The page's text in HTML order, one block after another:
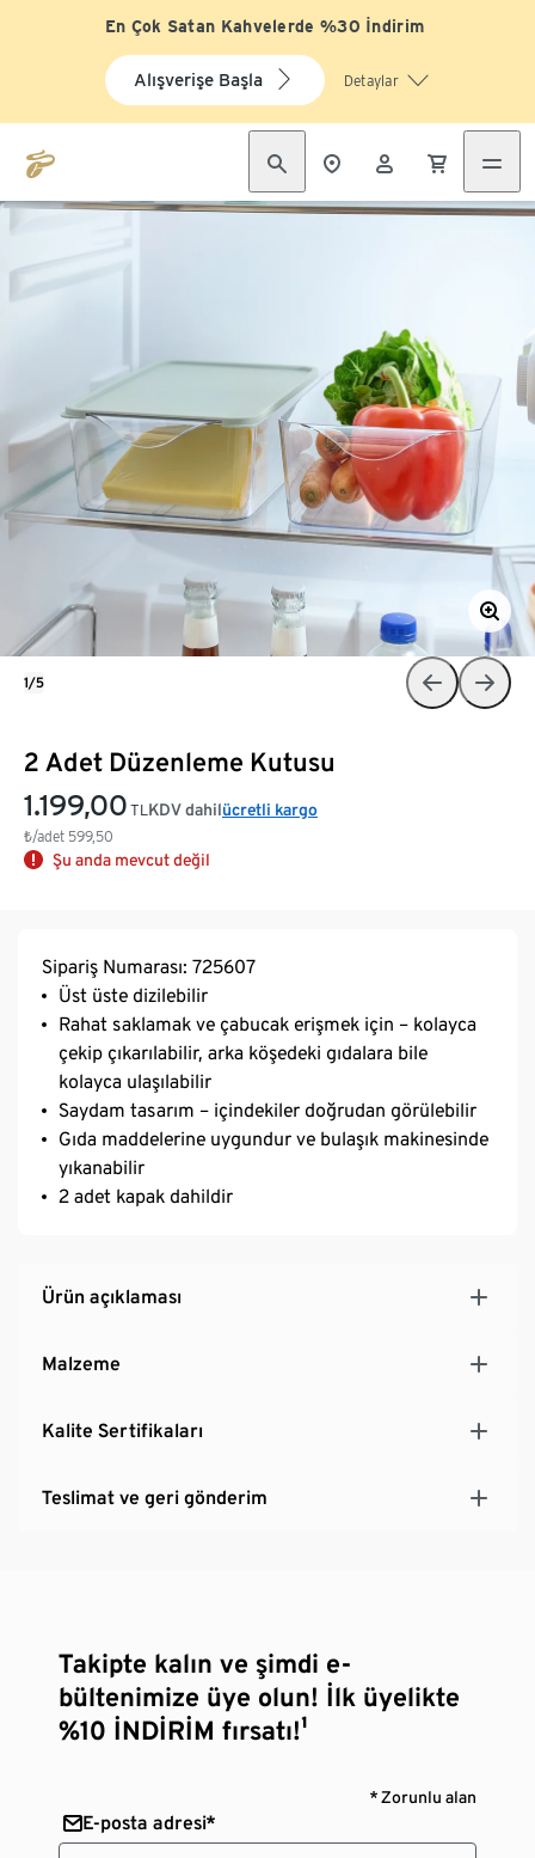
En Çok Satan Kahvelerde %30 İndirim
Alışverişe Başla Detaylar
2 Adet Düzenleme Kutusu
1.199,00 TL
₺/adet 599,50
KDV dahilücretli kargo
Şu anda mevcut değil
1/5
Sipariş Numarası: 725607
Üst üste dizilebilir
Rahat saklamak ve çabucak erişmek için – kolayca
çekip çıkarılabilir, arka köşedeki gıdalara bile
kolayca ulaşılabilir
Saydam tasarım – içindekiler doğrudan görülebilir
Gıda maddelerine uygundur ve bulaşık makinesinde
yıkanabilir
2 adet kapak dahildir
Ürün açıklaması
Malzeme
Kalite Sertifikaları
Teslimat ve geri gönderim
Takipte kalın ve şimdi e-
bültenimize üye olun! İlk üyelikte
%10 İNDİRİM fırsatı!¹
* Zorunlu alan
E-posta adresi*